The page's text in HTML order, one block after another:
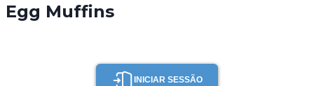
Egg Muffins
INICIAR SESSÃO